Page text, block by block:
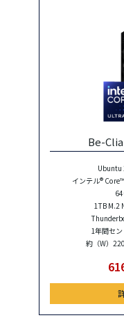
Be-
Ubuntu
インテル®
1TB M.2
1年間セ
約（W）